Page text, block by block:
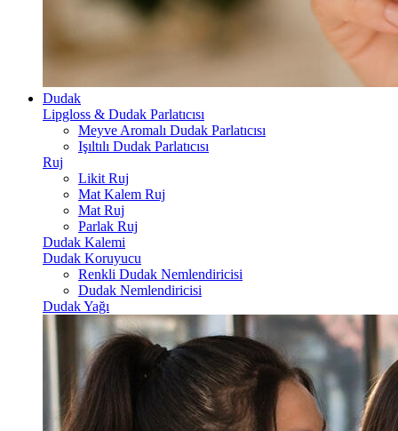
Dudak
Lipgloss & Dudak Parlatıcısı
Meyve Aromalı Dudak Parlatıcısı
Işıltılı Dudak Parlatıcısı
Ruj
Likit Ruj
Mat Kalem Ruj
Mat Ruj
Parlak Ruj
Dudak Kalemi
Dudak Koruyucu
Renkli Dudak Nemlendiricisi
Dudak Nemlendiricisi
Dudak Yağı